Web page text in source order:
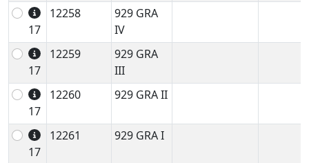
17
12258
929 GRA
IV
17
12259
929 GRA
III
17
12260 929 GRA II
17
12261 929 GRA I